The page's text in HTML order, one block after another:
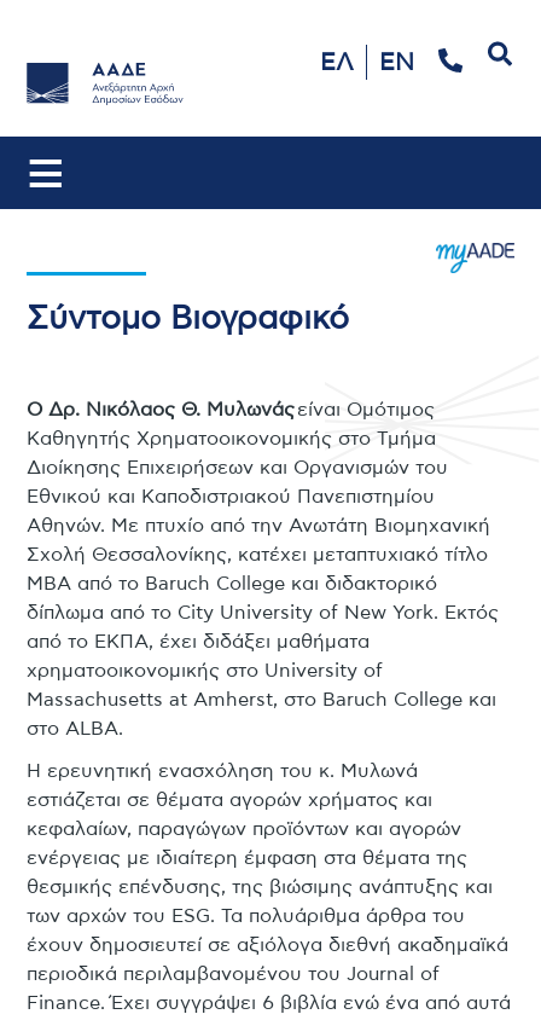
ΕΛ EN
Σύντομο Βιογραφικό
Ο Δρ. Νικόλαος Θ. Μυλωνάςείναι Ομότιμος
Καθηγητής Χρηματοοικονομικής στο Τμήμα
Διοίκησης Επιχειρήσεων και Οργανισμών του
Εθνικού και Καποδιστριακού Πανεπιστημίου
Αθηνών. Με πτυχίο από την Ανωτάτη Βιομηχανική
Σχολή Θεσσαλονίκης, κατέχει μεταπτυχιακό τίτλο
MBA από το Baruch College και διδακτορικό
δίπλωμα από το City University of New York. Εκτός
από το ΕΚΠΑ, έχει διδάξει μαθήματα
χρηματοοικονομικής στο University of
Massachusetts at Amherst, στο Baruch College και
στο ALBA.
Η ερευνητική ενασχόληση του κ. Μυλωνά
εστιάζεται σε θέματα αγορών χρήματος και
κεφαλαίων, παραγώγων προϊόντων και αγορών
ενέργειας με ιδιαίτερη έμφαση στα θέματα της
θεσμικής επένδυσης, της βιώσιμης ανάπτυξης και
των αρχών του ESG. Τα πολυάριθμα άρθρα του
έχουν δημοσιευτεί σε αξιόλογα διεθνή ακαδημαϊκά
περιοδικά περιλαμβανομένου του Journal of
Finance. Έχει συγγράψει 6 βιβλία ενώ ένα από αυτά